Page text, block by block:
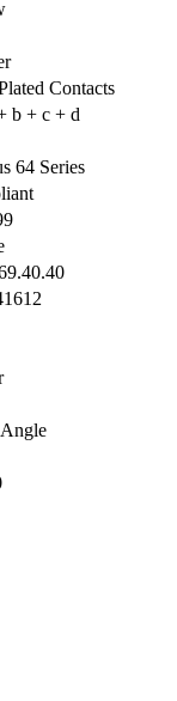
Contacts
b + c + d
64 Series